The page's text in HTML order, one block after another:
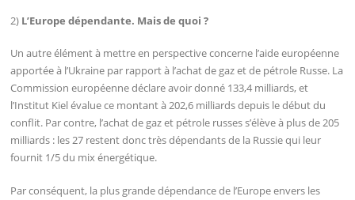
2) L’Europe dépendante. Mais de quoi ?
Un autre élément à mettre en perspective concerne l’aide européenne
apportée à l’Ukraine par rapport à l’achat de gaz et de pétrole Russe. La
Commission européenne déclare avoir donné 133,4 milliards, et
l’Institut Kiel évalue ce montant à 202,6 milliards depuis le début du
conflit. Par contre, l’achat de gaz et pétrole russes s’élève à plus de 205
milliards : les 27 restent donc très dépendants de la Russie qui leur
fournit 1/5 du mix énergétique.
Par conséquent, la plus grande dépendance de l’Europe envers les